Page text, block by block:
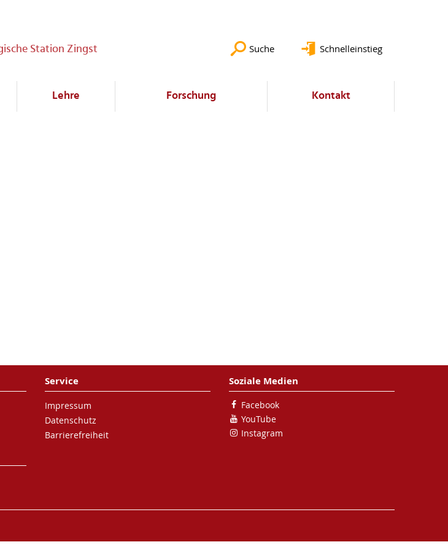
Station Zingst Suche Schnelleinstieg
Lehre Forschung Kontakt
Service
Impressum
Datenschutz
Barrierefreiheit
Soziale Medien
Facebook
YouTube
Instagram